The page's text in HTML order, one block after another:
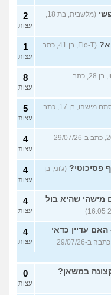
2
עצות
(Flo-T, בן 41, כתב
1
עצות
(נשוי, בן 28, כתב
8
עצות
(סתם מישהו, בן 17, כתב
5
עצות
(אנונימי, בן 20, כתב ב-29/07/26
4
עצות
פסיכוטי? (ג'וני, בן
4
עצות
מישהי שהיא בול
4
עצות
עדיין כדאי
(אסראא, בת 18, כתבה ב-29/07/26
4
עצות
במשאן? 0
עצות